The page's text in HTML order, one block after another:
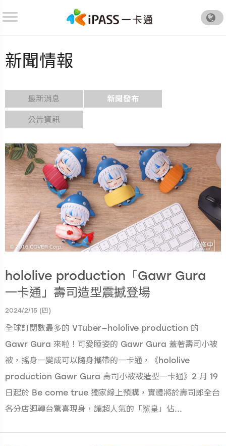
.
新聞情報
最新消息 新聞發布
公告資訊
hololive production「Gawr Gura
一卡通」壽司造型震撼登場
2024/2/15 (四)
全球訂閱數最多的 VTuber—hololive production 的
Gawr Gura 來啦！可愛睡姿的 Gawr Gura 蓋著壽司小被
被，搖身一變成可以隨身攜帶的一卡通，《hololive
production Gawr Gura 壽司小被被造型一卡通》2 月 19
日起於 Be come true 獨家線上預購，實體將於壽司郎全台
各分店迴轉台驚喜現身，讓超人氣的「鯊皇」佔...